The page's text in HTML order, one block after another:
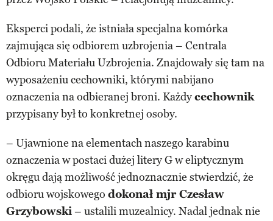
Eksperci podali, że istniała specjalna komórka
zajmująca się odbiorem uzbrojenia – Centrala
Odbioru Materiału Uzbrojenia. Znajdowały się tam na
wyposażeniu cechowniki, którymi nabijano
oznaczenia na odbieranej broni. Każdycechownik
przypisany był to konkretnej osoby.
– Ujawnione na elementach naszego karabinu
oznaczenia w postaci dużej litery G w eliptycznym
okręgu dają możliwość jednoznacznie stwierdzić, że
odbioru wojskowego dokonał mjr Czesław
Grzybowski– ustalili muzealnicy. Nadal jednak nie